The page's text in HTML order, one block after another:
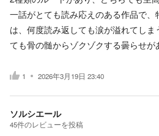
一話がとても読み応えのある作品で
は、何度読み返しても涙が溢れてし
ても骨の髄からゾクゾクする曇らせが
1 2026年3月19日 23:40
ソルシエール
45件のレビューを投稿